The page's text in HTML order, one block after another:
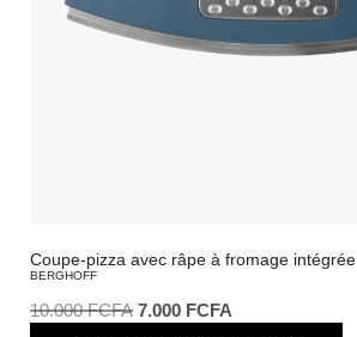
Coupe-pizza avec râpe à fromage intégrée
BERGHOFF
10.000FCFA 7.000 FCFA